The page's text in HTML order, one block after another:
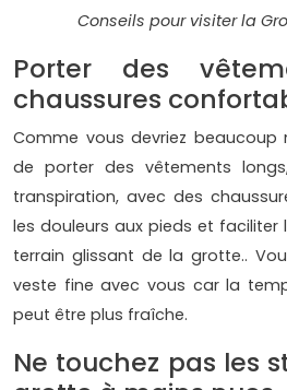
Conseils pour visiter la
Porter des
chaussures
Comme vous devriez beaucoup
de porter des vêtements
transpiration, avec des
les douleurs aux pieds et faciliter
terrain glissant de la grotte..
veste fine avec vous car la
peut être plus fraîche.
Ne touchez pas les